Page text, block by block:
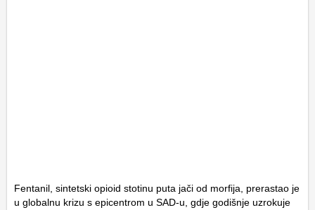
Fentanil, sintetski opioid stotinu puta jači od morfija, prerastao je
u globalnu krizu s epicentrom u SAD-u, gdje godišnje uzrokuje